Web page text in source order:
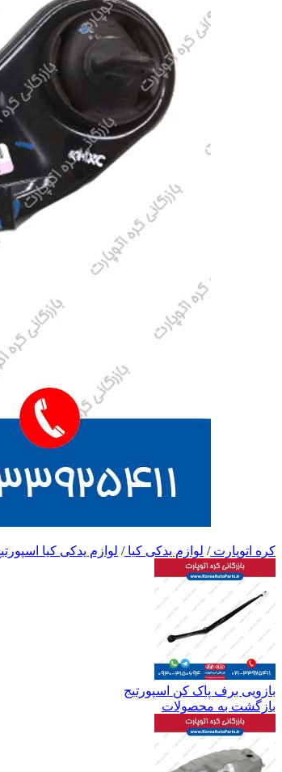
کره اتوپارت/ لوازم یدکی کیا/ لوازم یدکی کیا
بازویی برف پاک کن اسپورتیج
بازگشت به محصولات